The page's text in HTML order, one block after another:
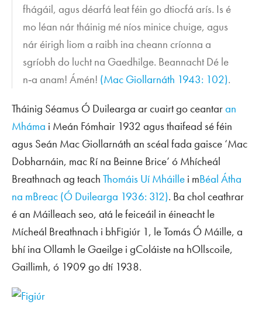
fhágáil, agus déarfá leat féin go dtiocfá arís. Is é
mo léan nár tháinig mé níos minice chuige, agus
nár éirigh liom a raibh ina cheann críonna a
sgríobh do lucht na Gaedhilge. Beannacht Dé le
n‑a anam! Ámén! (Mac Giollarnáth 1943: 102).
Tháinig Séamus Ó Duilearga ar cuairt go ceantaran
Mháma i Meán Fómhair 1932 agus thaifead sé féin
agus Seán Mac Giollarnáth an scéal fada gaisce ‘Mac
Dobharnáin, mac Rí na Beinne Brice’ ó Mhícheál
Breathnach ag teach Thomáis Uí Mháille i mBéal Átha
na mBreac (Ó Duilearga 1936: 312). Ba chol ceathrar
é an Máilleach seo, atá le feiceáil in éineacht le
Mícheál Breathnach i bhFigiúr 1, le Tomás Ó Máille, a
bhí ina Ollamh le Gaeilge i gColáiste na hOllscoile,
Gaillimh, ó 1909 go dtí 1938.